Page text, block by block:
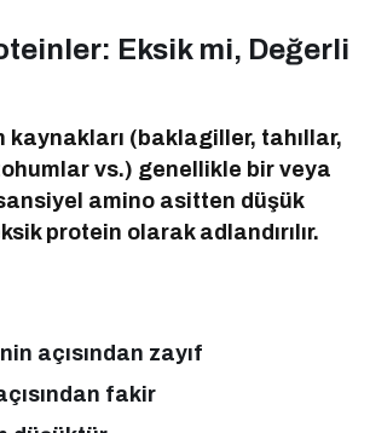
Eksik mi, Değerli
kaynakları (baklagiller, tahıllar,
vs.) genellikle bir veya
amino asitten düşük
protein olarak adlandırılır.
açısından zayıf
fakir